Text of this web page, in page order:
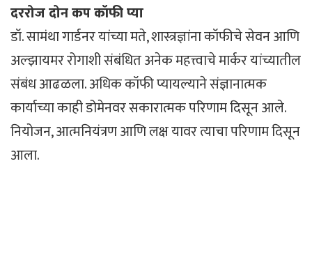
दररोज दोन कप कॉफी प्या
डॉ. सामंथा गार्डनर यांच्या मते, शास्त्रज्ञांना कॉफीचे सेवन आणि
अल्झायमर रोगाशी संबंधित अनेक महत्त्वाचे मार्कर यांच्यातील
संबंध आढळला. अधिक कॉफी प्यायल्याने संज्ञानात्मक
कार्याच्या काही डोमेनवर सकारात्मक परिणाम दिसून आले.
नियोजन, आत्मनियंत्रण आणि लक्ष यावर त्याचा परिणाम दिसून
आला.